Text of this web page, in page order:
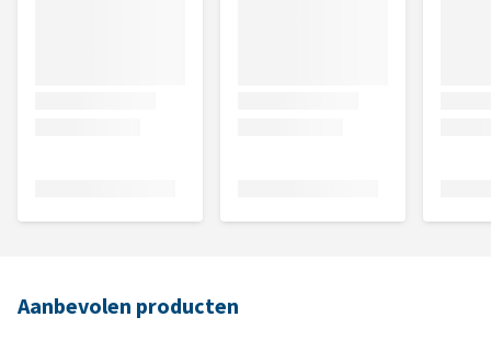
Aanbevolen producten